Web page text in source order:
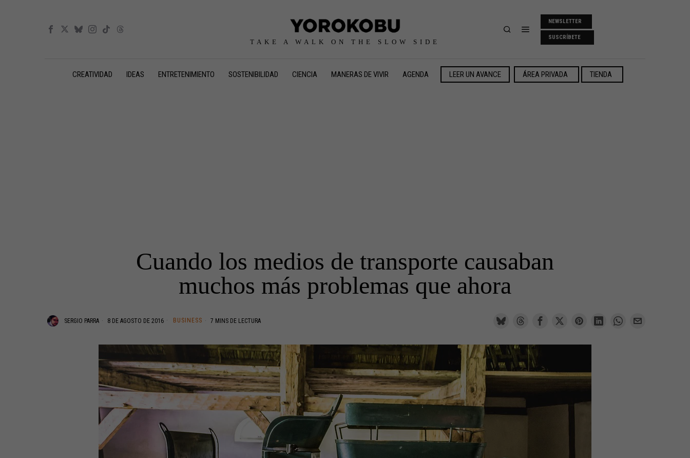
TAKE A WALK ON THE SLOW SIDE
NEWSLETTER
SUSCRÍBETE
CREATIVIDAD IDEAS ENTRETENIMIENTO SOSTENIBILIDAD CIENCIA MANERAS DE VIVIR AGENDA LEER UN AVANCE ÁREA PRIVADA TIENDA
Cuando los medios de transporte causaban
muchos más problemas que ahora
SERGIO PARRA 8 DE AGOSTO DE 2016 BUSINESS 7 MINS DE LECTURA